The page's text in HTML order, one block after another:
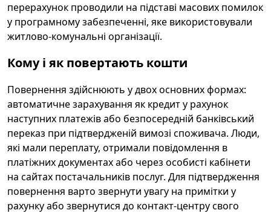
перерахунок проводили на підставі масових помилок
у програмному забезпеченні, яке використовували
житлово-комунальні організації.
Кому і як повертають кошти
Повернення здійснюють у двох основних формах:
автоматичне зарахування як кредит у рахунок
наступних платежів або безпосередній банківський
переказ при підтвердженій вимозі споживача. Люди,
які мали переплату, отримали повідомлення в
платіжних документах або через особисті кабінети
на сайтах постачальників послуг. Для підтвердження
повернення варто звернути увагу на примітки у
рахунку або звернутися до контакт-центру свого